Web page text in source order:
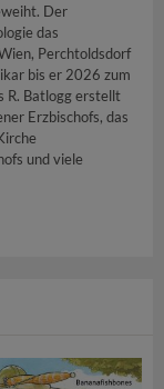
Der
das
Perchtoldsdorf
bis er 2026 zum
R. Batlogg erstellt
Erzbischofs, das
und viele